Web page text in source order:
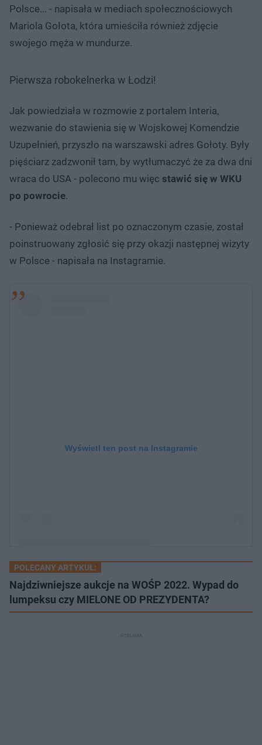
Polsce... - napisała w mediach społecznościowych
Mariola Gołota, która umieściła również zdjęcie
swojego męża w mundurze.
Pierwsza robokelnerka w Łodzi!
Jak powiedziała w rozmowie z portalem Interia,
wezwanie do stawienia się w Wojskowej Komendzie
Uzupełnień, przyszło na warszawski adres Gołoty. Były
pięściarz zadzwonił tam, by wytłumaczyć że za dwa dni
wraca do USA - polecono mu więc stawić się w WKU
po powrocie.
- Ponieważ odebrał list po oznaczonym czasie, został
poinstruowany zgłosić się przy okazji następnej wizyty
w Polsce - napisała na Instagramie.
Wyświetl ten post na Instagramie
Post udostępniony przez Mariola Golota (@mariolagolota)
POLECANY ARTYKUŁ:
Najdziwniejsze aukcje na WOŚP 2022. Wypad do
lumpeksu czy MIELONE OD PREZYDENTA?